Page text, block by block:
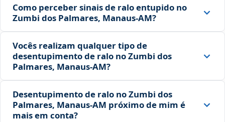
Como perceber sinais de ralo entupido no
Zumbi dos Palmares, Manaus‑AM?
Vocês realizam qualquer tipo de
desentupimento de ralo no Zumbi dos
Palmares, Manaus‑AM?
Desentupimento de ralo no Zumbi dos
Palmares, Manaus‑AM próximo de mim é
mais em conta?